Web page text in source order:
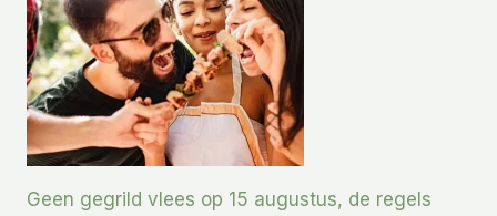
Geen gegrild vlees op 15 augustus, de regels